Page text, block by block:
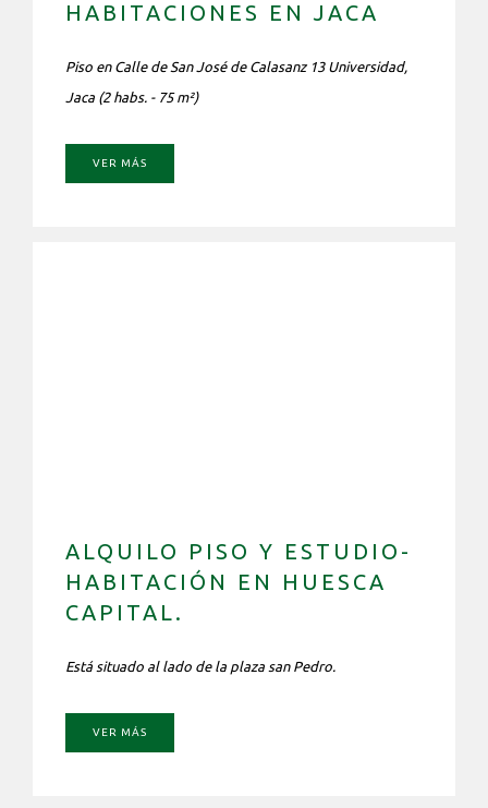
HABITACIONES EN JACA
Piso en Calle de San José de Calasanz 13 Universidad,
Jaca (2 habs. - 75 m²)
VER MÁS
ALQUILO PISO Y ESTUDIO-
HABITACIÓN EN HUESCA
CAPITAL.
Está situado al lado de la plaza san Pedro.
VER MÁS